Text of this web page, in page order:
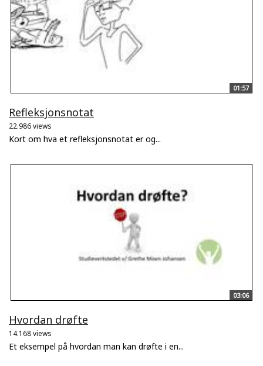
01:57
Refleksjonsnotat
22.986 views
Kort om hva et refleksjonsnotat er og...
03:06
Hvordan drøfte
14.168 views
Et eksempel på hvordan man kan drøfte i en...